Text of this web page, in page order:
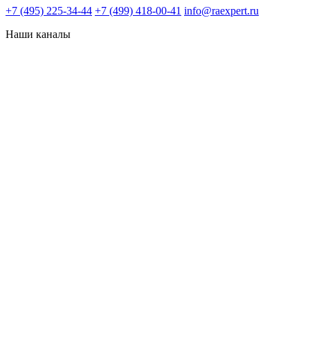
+7 (495) 225-34-44 +7 (499) 418-00-41 info@raexpert.ru
Наши каналы